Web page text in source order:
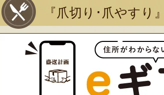
『爪切り･爪やすり
新潟の夏と言えば大阪屋の流
れ梅！国産の梅果汁とくずき
魚沼市だけで作られて
「深雪なす」を使った